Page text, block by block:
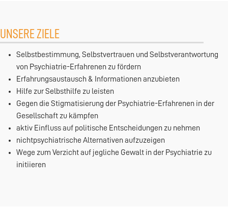
UNSERE ZIELE
Selbstbestimmung, Selbstvertrauen und Selbstverantwortung
von Psychiatrie-Erfahrenen zu fördern
Erfahrungsaustausch & Informationen anzubieten
Hilfe zur Selbsthilfe zu leisten
Gegen die Stigmatisierung der Psychiatrie-Erfahrenen in der
Gesellschaft zu kämpfen
aktiv Einfluss auf politische Entscheidungen zu nehmen
nichtpsychiatrische Alternativen aufzuzeigen
Wege zum Verzicht auf jegliche Gewalt in der Psychiatrie zu
initiieren